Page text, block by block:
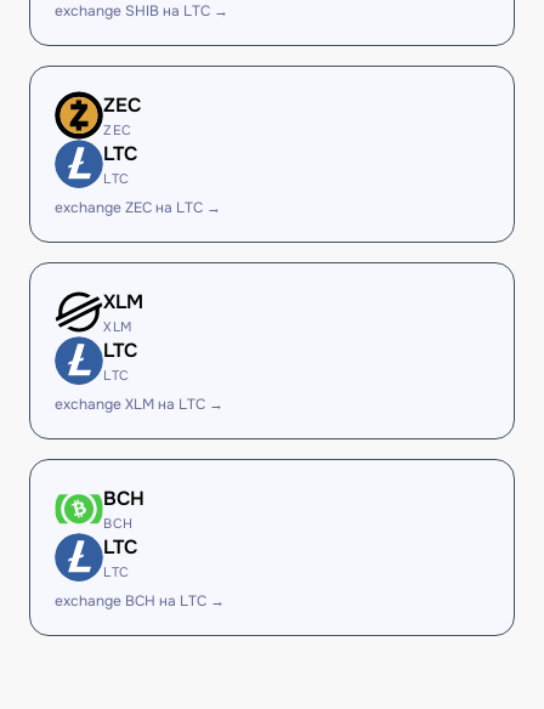
exchange SHIB на LTC →
ZEC
ZEC
LTC
LTC
exchange ZEC на LTC →
XLM
XLM
LTC
LTC
exchange XLM на LTC →
BCH
BCH
LTC
LTC
exchange BCH на LTC →